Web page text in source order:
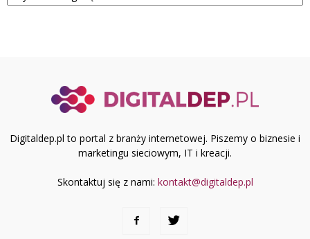
Digitaldep.pl to portal z branży internetowej. Piszemy o biznesie i
marketingu sieciowym, IT i kreacji.
Skontaktuj się z nami: kontakt@digitaldep.pl